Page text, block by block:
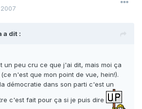
a dit :
un peu cru ce que j'ai dit, mais moi ça
n'est que mon point de vue, hein!).
démocratie dans son parti c'est un
c'est fait pour ça si je puis dire